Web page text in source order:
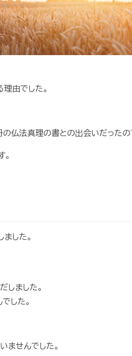
理由でした。
仏法真理の書との出会いだったの
した。
しました。
した。
ませんでした。